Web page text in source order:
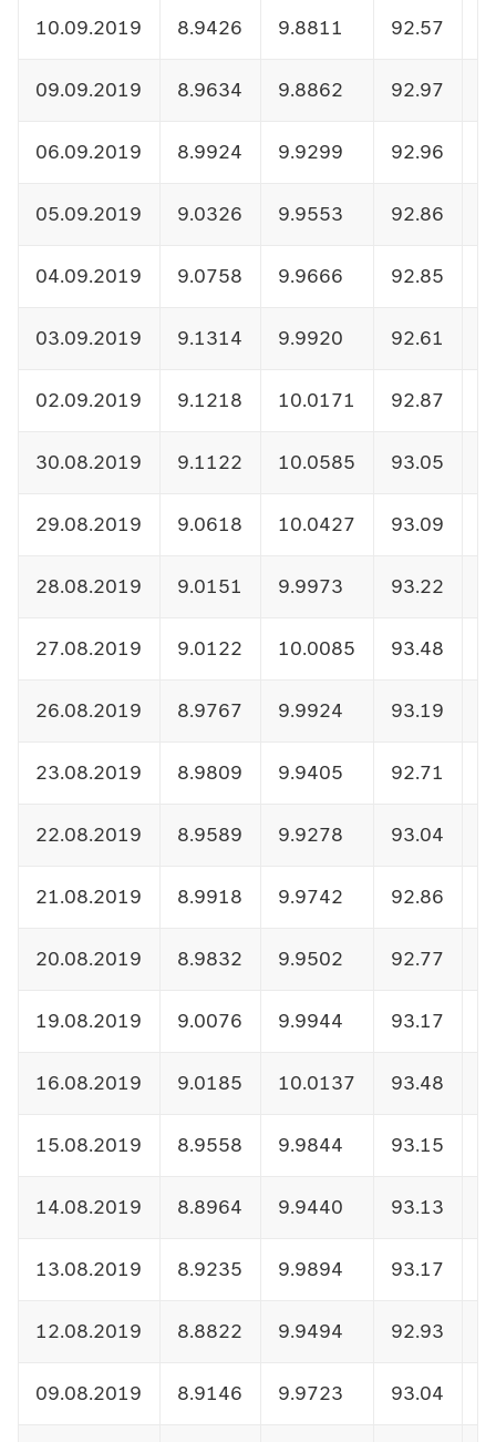
10.09.2019 8.9426 9.8811 92.57
09.09.2019 8.9634 9.8862 92.97
06.09.2019 8.9924 9.9299 92.96
05.09.2019 9.0326 9.9553 92.86
04.09.2019 9.0758 9.9666 92.85
03.09.2019 9.1314 9.9920 92.61
02.09.2019 9.1218 10.0171 92.87
30.08.2019 9.1122 10.0585 93.05
29.08.2019 9.0618 10.0427 93.09
28.08.2019 9.0151 9.9973 93.22
27.08.2019 9.0122 10.0085 93.48
26.08.2019 8.9767 9.9924 93.19
23.08.2019 8.9809 9.9405 92.71
22.08.2019 8.9589 9.9278 93.04
21.08.2019 8.9918 9.9742 92.86
20.08.2019 8.9832 9.9502 92.77
19.08.2019 9.0076 9.9944 93.17
16.08.2019 9.0185 10.0137 93.48
15.08.2019 8.9558 9.9844 93.15
14.08.2019 8.8964 9.9440 93.13
13.08.2019 8.9235 9.9894 93.17
12.08.2019 8.8822 9.9494 92.93
09.08.2019 8.9146 9.9723 93.04